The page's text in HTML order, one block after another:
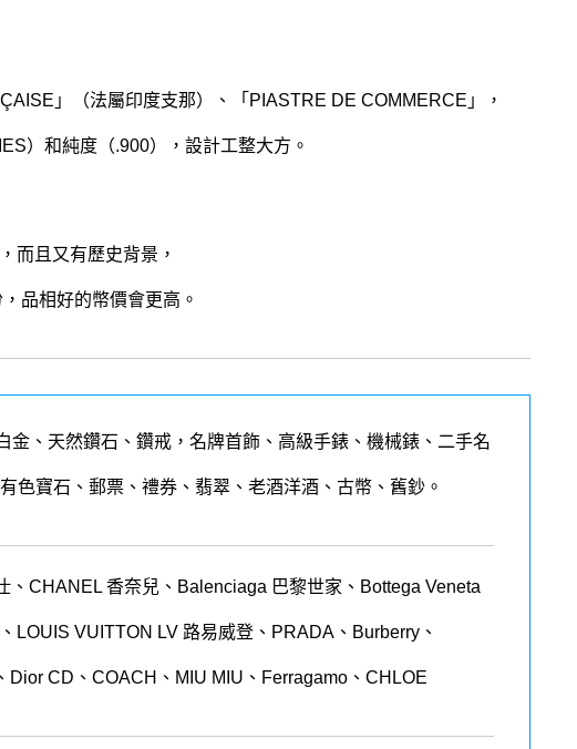
」（法屬印度支那）、「PIASTRE DE COMMERCE」，
）和純度（.900），設計工整大方。
而且又有歷史背景，
品相好的幣價會更高。
金、天然鑽石、鑽戒，名牌首飾、高級手錶、機械錶、二手名
色寶石、郵票、禮券、翡翠、老酒洋酒、古幣、舊鈔。
、CHANEL 香奈兒、Balenciaga 巴黎世家、Bottega Veneta
LOUIS VUITTON LV 路易威登、PRADA、Burberry、
Dior CD、COACH、MIU MIU、Ferragamo、CHLOE